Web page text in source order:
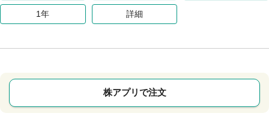
1年 詳細
株アプリで注文